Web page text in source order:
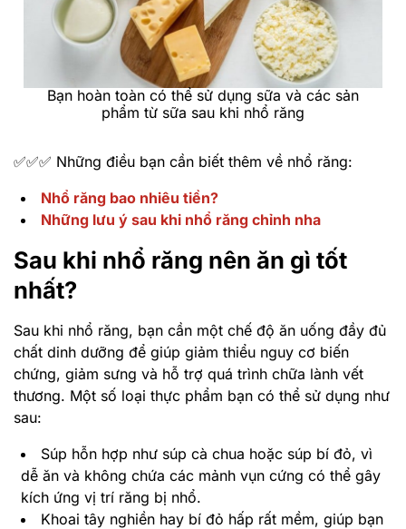
Bạn hoàn toàn có thể sử dụng sữa và các sản
phẩm từ sữa sau khi nhổ răng
✅✅✅ Những điều bạn cần biết thêm về nhổ răng:
Nhổ răng bao nhiêu tiền?
Những lưu ý sau khi nhổ răng chỉnh nha
Sau khi nhổ răng nên ăn gì tốt
nhất?
Sau khi nhổ răng, bạn cần một chế độ ăn uống đầy đủ
chất dinh dưỡng để giúp giảm thiểu nguy cơ biến
chứng, giảm sưng và hỗ trợ quá trình chữa lành vết
thương. Một số loại thực phẩm bạn có thể sử dụng như
sau:
Súp hỗn hợp như súp cà chua hoặc súp bí đỏ, vì
dễ ăn và không chứa các mảnh vụn cứng có thể gây
kích ứng vị trí răng bị nhổ.
Khoai tây nghiền hay bí đỏ hấp rất mềm, giúp bạn